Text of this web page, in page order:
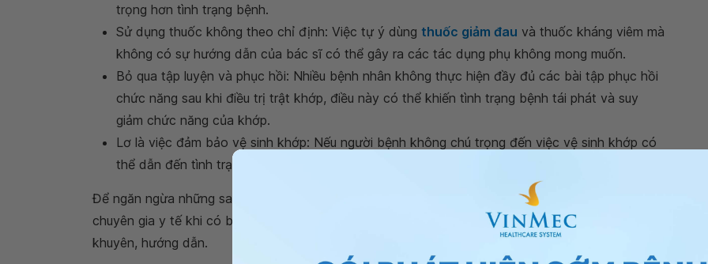
trọng hơn tình trạng bệnh.
Sử dụng thuốc không theo chỉ định: Việc tự ý dùng thuốc giảm đau và thuốc kháng viêm mà
không có sự hướng dẫn của bác sĩ có thể gây ra các tác dụng phụ không mong muốn.
Bỏ qua tập luyện và phục hồi: Nhiều bệnh nhân không thực hiện đầy đủ các bài tập phục hồi
chức năng sau khi điều trị trật khớp, điều này có thể khiến tình trạng bệnh tái phát và suy
giảm chức năng của khớp.
Lơ là việc đảm bảo vệ sinh khớp: Nếu người bệnh không chú trọng đến việc vệ sinh khớp có
thể dẫn đến tình trạng
Để ngăn ngừa những sai lầm trong cách xử lý khi bị trật khớp, bệnh nhân cần tìm đến bác sĩ hoặc
chuyên gia y tế khi có bất kỳ vấn đề nào liên quan đến khớp và phải tuân thủ nghiêm ngặt theo lời
khuyên, hướng dẫn.